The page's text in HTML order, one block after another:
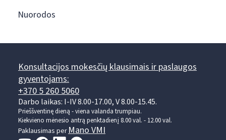
Nuorodos
Konsultacijos mokesčių klausimais ir paslaugos
gyventojams:
+370 5 260 5060
Darbo laikas: I-IV 8.00-17.00, V 8.00-15.45.
Prieššventinę dieną - viena valanda trumpiau.
Kiekvieno mėnesio antrą penktadienį 8.00 val. - 12.00 val.
Paklausimas per Mano VMI